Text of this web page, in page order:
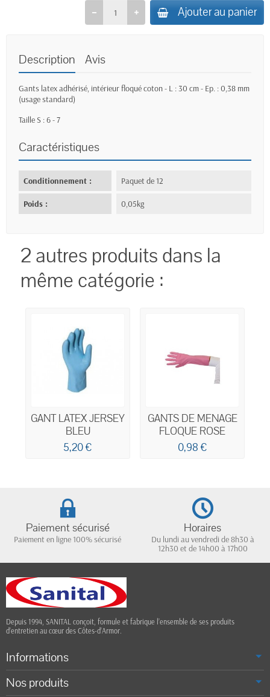
Ajouter au panier
Description Avis
Gants latex adhérisé, intérieur floqué coton - L : 30 cm - Ep. : 0,38 mm
(usage standard)
Taille S : 6 - 7
Caractéristiques
Conditionnement : Paquet de 12
Poids : 0,05kg
2 autres produits dans la
même catégorie :
GANT LATEX JERSEY
BLEU
5,20 €
GANTS DE MENAGE
FLOQUE ROSE
0,98 €
Paiement sécurisé
Paiement en ligne 100% sécurisé
Horaires
Du lundi au vendredi de 8h30 à
12h30 et de 14h00 à 17h00
Depuis 1994, SANITAL conçoit, formule et fabrique l’ensemble de ses produits
d’entretien au cœur des Côtes-d’Armor.
Informations
Nos produits